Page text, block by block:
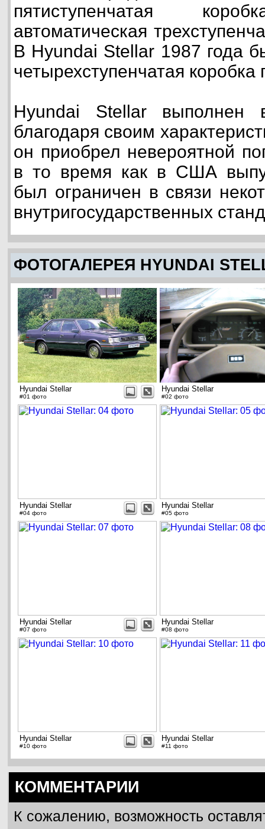
пятиступенчатая
автоматическая
В Hyundai Stellar 1987 года
четырехступенчатая коробка
Hyundai Stellar выполнен
благодаря своим
он приобрел невероятной
в то время как в США
был ограничен в связи
внутригосударственных
ФОТОГАЛЕРЕЯ HYUNDAI
Hyundai Stellar
#01 фото
Hyundai Stellar
#02 фото
Hyundai Stellar
#04 фото
Hyundai Stellar
#05 фото
Hyundai Stellar
#07 фото
Hyundai Stellar
#08 фото
Hyundai Stellar
#10 фото
Hyundai Stellar
#11 фото
КОММЕНТАРИИ
К сожалению, возможность